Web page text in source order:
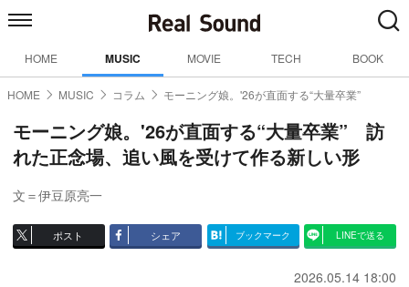
HOME MUSIC MOVIE TECH BOOK
HOME MUSIC コラム モーニング娘。'26が直面する“大量卒業”
モーニング娘。'26が直面する“大量卒業” 訪
れた正念場、追い風を受けて作る新しい形
文＝伊豆原亮一
ポスト シェア ブックマーク LINEで送る
2026.05.14 18:00